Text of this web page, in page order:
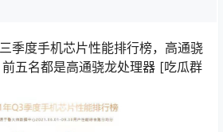
季度手机芯片性能排行榜，高通骁
五名都是高通骁龙处理器 [吃瓜群